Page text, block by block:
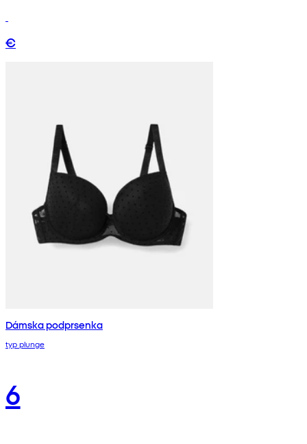
€
Dámska podprsenka
typ plunge
6